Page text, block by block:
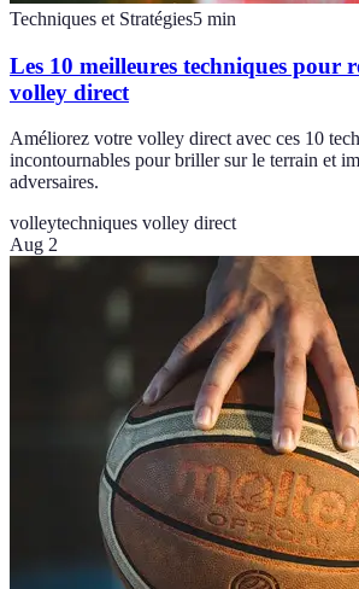
Techniques et Stratégies5 min
Les 10 meilleures techniques pour
volley direct
Améliorez votre volley direct avec ces 10
incontournables pour briller sur le terrain et
adversaires.
volleytechniques volley direct
Aug 2